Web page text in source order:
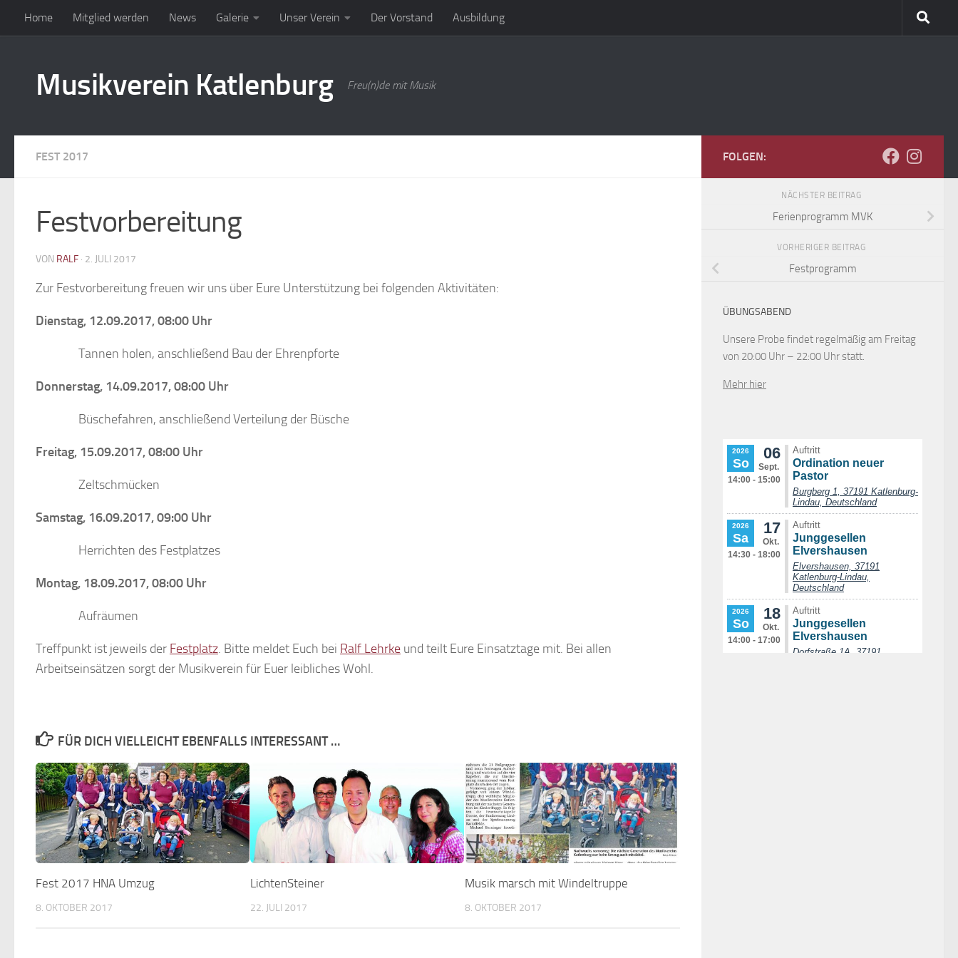
Zum Inhalt springen
Home Mitglied werden News Galerie Unser Verein Der Vorstand Ausbildung
Musikverein Katlenburg Freu(n)de mit Musik
FEST 2017
Festvorbereitung
VON RALF · 2. JULI 2017
Zur Festvorbereitung freuen wir uns über Eure Unterstützung bei folgenden Aktivitäten:
Dienstag, 12.09.2017, 08:00 Uhr
Tannen holen, anschließend Bau der Ehrenpforte
Donnerstag, 14.09.2017, 08:00 Uhr
Büschefahren, anschließend Verteilung der Büsche
Freitag, 15.09.2017, 08:00 Uhr
Zeltschmücken
Samstag, 16.09.2017, 09:00 Uhr
Herrichten des Festplatzes
Montag, 18.09.2017, 08:00 Uhr
Aufräumen
Treffpunkt ist jeweils der Festplatz. Bitte meldet Euch bei Ralf Lehrke und teilt Eure Einsatztage mit. Bei allen
Arbeitseinsätzen sorgt der Musikverein für Euer leibliches Wohl.
FÜR DICH VIELLEICHT EBENFALLS INTERESSANT …
Fest 2017 HNA Umzug
8. OKTOBER 2017
LichtenSteiner
22. JULI 2017
Musik marsch mit Windeltruppe
8. OKTOBER 2017
FOLGEN:
NÄCHSTER BEITRAG
Ferienprogramm MVK
VORHERIGER BEITRAG
Festprogramm
ÜBUNGSABEND
Unsere Probe findet regelmäßig am Freitag
von 20:00 Uhr – 22:00 Uhr statt.
Mehr hier